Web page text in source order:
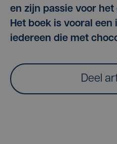
en zijn passie voor
Het boek is vooral
iedereen die met
Deel